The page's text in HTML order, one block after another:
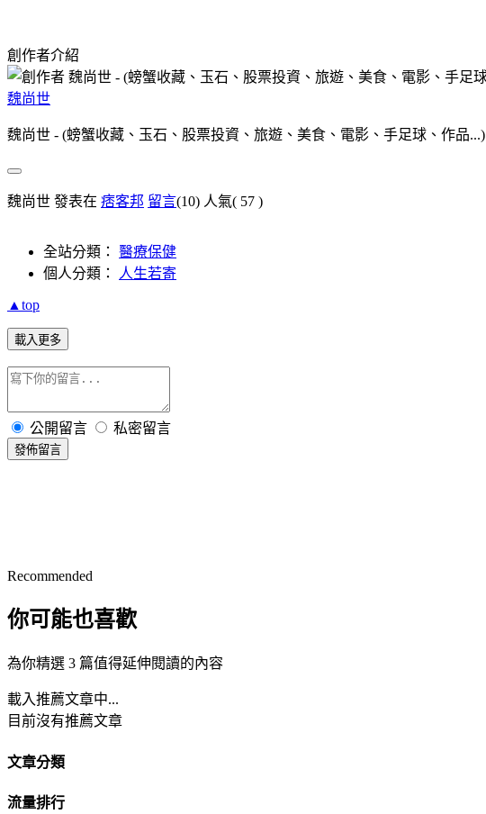
創作者介紹
魏尚世
魏尚世 - (螃蟹收藏、玉石、股票投資、旅遊、美食、電影、手足球、作品...)
魏尚世 發表在 痞客邦 留言(10) 人氣( 57 )
全站分類： 醫療保健
個人分類：
人生若寄
▲top
載入更多
公開留言 私密留言
發佈留言
Recommended
你可能也喜歡
為你精選 3 篇值得延伸閱讀的內容
載入推薦文章中...
目前沒有推薦文章
文章分類
流量排行